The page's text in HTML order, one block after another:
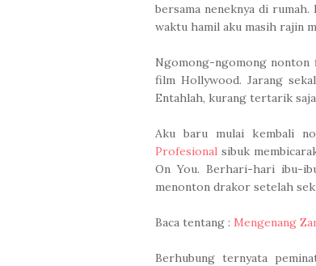
bersama neneknya di
waktu hamil aku masih rajin
Ngomong-ngomong
film Hollywood. Jarang
Entahlah, kurang tertarik
Aku baru mulai kembali
Profesional sibuk
On You. Berhari-hari ibu-
menonton drakor setelah
Baca tentang : Mengenang
Berhubung ternyata